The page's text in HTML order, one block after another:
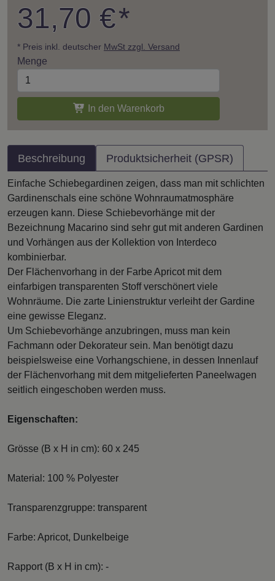
31,70 €*
* Preis inkl. deutscher MwSt zzgl. Versand
Menge
In den Warenkorb
Beschreibung Produktsicherheit (GPSR)
Einfache Schiebegardinen zeigen, dass man mit schlichten
Gardinenschals eine schöne Wohnraumatmosphäre
erzeugen kann. Diese Schiebevorhänge mit der
Bezeichnung Macarino sind sehr gut mit anderen Gardinen
und Vorhängen aus der Kollektion von Interdeco
kombinierbar.
Der Flächenvorhang in der Farbe Apricot mit dem
einfarbigen transparenten Stoff verschönert viele
Wohnräume. Die zarte Linienstruktur verleiht der Gardine
eine gewisse Eleganz.
Um Schiebevorhänge anzubringen, muss man kein
Fachmann oder Dekorateur sein. Man benötigt dazu
beispielsweise eine Vorhangschiene, in dessen Innenlauf
der Flächenvorhang mit dem mitgelieferten Paneelwagen
seitlich eingeschoben werden muss.
Eigenschaften:
Grösse (B x H in cm): 60 x 245
Material: 100 % Polyester
Transparenzgruppe: transparent
Farbe: Apricot, Dunkelbeige
Rapport (B x H in cm): -